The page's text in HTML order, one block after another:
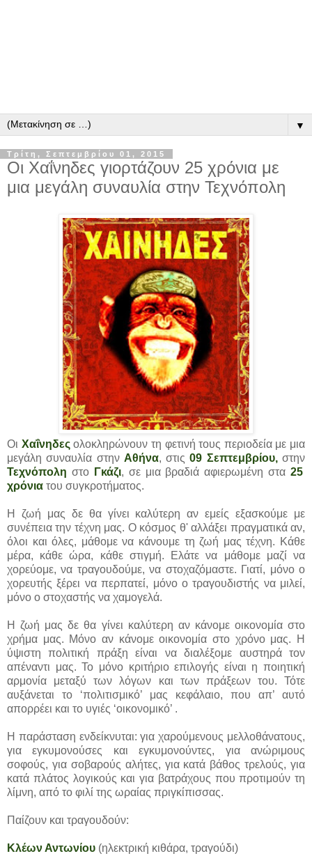
▼
Τρίτη, Σεπτεμβρίου 01, 2015
Οι Χαΐνηδες γιορτάζουν 25 χρόνια με
μια μεγάλη συναυλία στην Τεχνόπολη
Οι Χαΐνηδεςολοκληρώνουν τη φετινή τους περιοδεία με μια
μεγάλη συναυλία στην Αθήνα, στις09 Σεπτεμβρίου,στην
Τεχνόπολη στο Γκάζι, σε μια βραδιά αφιερωμένη στα25
χρόνια του συγκροτήματος.
Η ζωή μας δε θα γίνει καλύτερη αν εμείς εξασκούμε με
συνέπεια την τέχνη μας. Ο κόσμος θ' αλλάξει πραγματικά αν,
όλοι και όλες, μάθομε να κάνουμε τη ζωή μας τέχνη. Κάθε
μέρα, κάθε ώρα, κάθε στιγμή. Ελάτε να μάθομε μαζί να
χορεύομε, να τραγουδούμε, να στοχαζόμαστε. Γιατί, μόνο ο
χορευτής ξέρει να περπατεί, μόνο ο τραγουδιστής να μιλεί,
μόνο ο στοχαστής να χαμογελά.
Η ζωή μας δε θα γίνει καλύτερη αν κάνομε οικονομία στο
χρήμα μας. Μόνο αν κάνομε οικονομία στο χρόνο μας. Η
ύψιστη πολιτική πράξη είναι να διαλέξομε αυστηρά τον
απέναντι μας. Το μόνο κριτήριο επιλογής είναι η ποιητική
αρμονία μεταξύ των λόγων και των πράξεων του. Τότε
αυξάνεται το ‘πολιτισμικό’ μας κεφάλαιο, που απ’ αυτό
απορρέει και το υγιές ‘οικονομικό’ .
Η παράσταση ενδείκνυται: για χαρούμενους μελλοθάνατους,
για εγκυμονούσες και εγκυμονούντες, για ανώριμους
σοφούς, για σοβαρούς αλήτες, για κατά βάθος τρελούς, για
κατά πλάτος λογικούς και για βατράχους που προτιμούν τη
λίμνη, από το φιλί της ωραίας πριγκίπισσας.
Παίζουν και τραγουδούν:
Κλέων Αντωνίου (ηλεκτρική κιθάρα, τραγούδι)